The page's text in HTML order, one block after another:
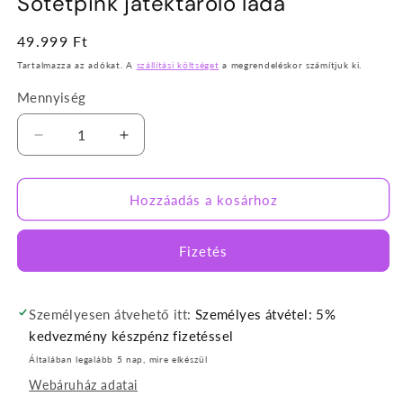
Normál
ár
49.999 Ft
Tartalmazza az adókat. A szállítási költséget a megrendeléskor számítjuk ki.
Mennyiség
Sötétpink
játéktároló
láda
mennyiségének
csökkentése
Sötétpink
játéktároló
láda
mennyiségének
növelése
Hozzáadás a kosárhoz
Fizetés
Személyesen átvehető itt: Személyes átvétel: 5%
kedvezmény készpénz fizetéssel
Általában legalább 5 nap, mire elkészül
Webáruház adatai